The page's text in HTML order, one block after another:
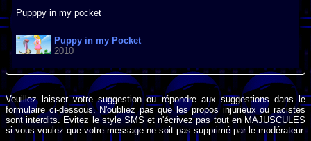
Pupppy in my pocket
Puppy in my Pocket
2010
Veuillez laisser votre suggestion ou répondre aux suggestions dans le
formulaire ci-dessous. N'oubliez pas que les propos injurieux ou racistes
sont interdits. Evitez le style SMS et n'écrivez pas tout en MAJUSCULES
si vous voulez que votre message ne soit pas supprimé par le modérateur.